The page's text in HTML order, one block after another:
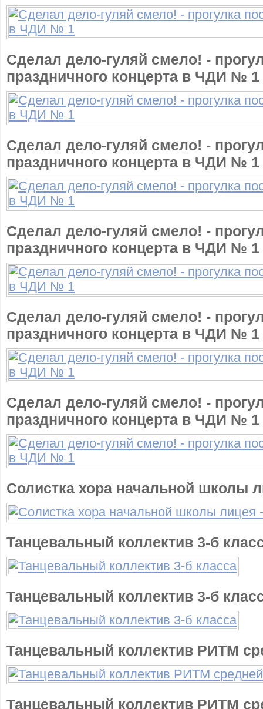
Сделал дело-гуляй смело! -
праздничного концерта в ЧДИ № 1
Сделал дело-гуляй смело! -
праздничного концерта в ЧДИ № 1
Сделал дело-гуляй смело! -
праздничного концерта в ЧДИ № 1
Сделал дело-гуляй смело! -
праздничного концерта в ЧДИ № 1
Сделал дело-гуляй смело! -
праздничного концерта в ЧДИ № 1
Солистка хора начальной школы
Танцевальный коллектив 3-б
Танцевальный коллектив 3-б
Танцевальный коллектив РИТМ
Танцевальный коллектив РИТМ